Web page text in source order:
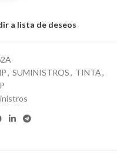
a lista de deseos
, SUMINISTROS, TINTA,